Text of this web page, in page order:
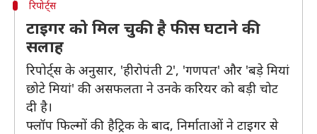
रिपोर्ट्स
टाइगर को मिल चुकी है फीस घटाने की
सलाह
रिपोर्ट्स के अनुसार, 'हीरोपंती 2', 'गणपत' और 'बड़े मियां
छोटे मियां' की असफलता ने उनके करियर को बड़ी चोट
दी है।
फ्लॉप फिल्मों की हैट्रिक के बाद, निर्माताओं ने टाइगर से